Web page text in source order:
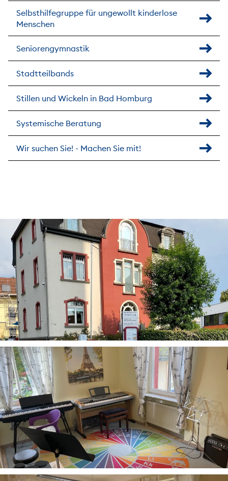
Selbsthilfegruppe für ungewollt kinderlose
Menschen
Seniorengymnastik
Stadtteilbands
Stillen und Wickeln in Bad Homburg
Systemische Beratung
Wir suchen Sie! - Machen Sie mit!